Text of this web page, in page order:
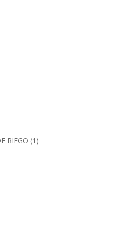
RIEGO (1)